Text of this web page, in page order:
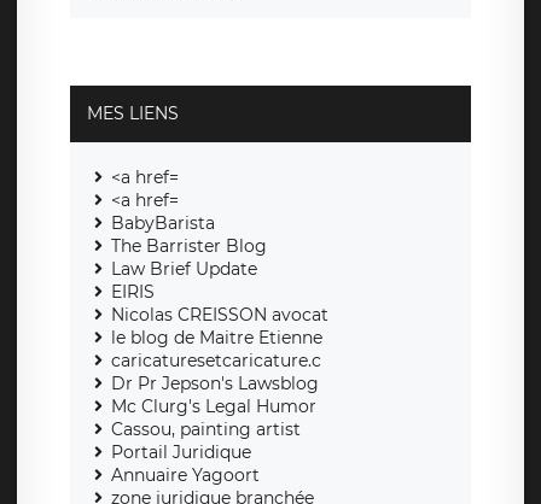
MES LIENS
<a href=
<a href=
BabyBarista
The Barrister Blog
Law Brief Update
EIRIS
Nicolas CREISSON avocat
le blog de Maitre Etienne
caricaturesetcaricature.c
Dr Pr Jepson's Lawsblog
Mc Clurg's Legal Humor
Cassou, painting artist
Portail Juridique
Annuaire Yagoort
zone juridique branchée